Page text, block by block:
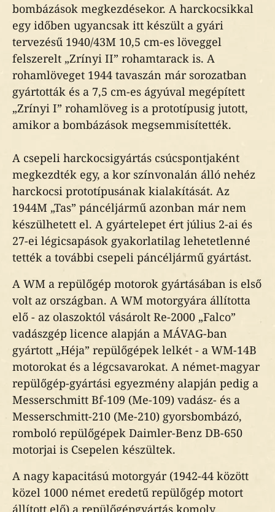
bombázások megkezdésekor. A harckocsikkal
egy időben ugyancsak itt készült a gyári
tervezésű 1940/43M 10,5 cm-es löveggel
felszerelt „Zrínyi II” rohamtarack is. A
rohamlöveget 1944 tavaszán már sorozatban
gyártották és a 7,5 cm-es ágyúval megépített
„Zrínyi I” rohamlöveg is a prototípusig jutott,
amikor a bombázások megsemmisítették.
A csepeli harckocsigyártás csúcspontjaként
megkezdték egy, a kor színvonalán álló nehéz
harckocsi prototípusának kialakítását. Az
1944M „Tas” páncéljármű azonban már nem
készülhetett el. A gyártelepet ért július 2-ai és
27-ei légicsapások gyakorlatilag lehetetlenné
tették a további csepeli páncéljármű gyártást.
A WM a repülőgép motorok gyártásában is első
volt az országban. A WM motorgyára állította
elő - az olaszoktól vásárolt Re-2000 „Falco”
vadászgép licence alapján a MÁVAG-ban
gyártott „Héja” repülőgépek lelkét - a WM-14B
motorokat és a légcsavarokat. A német-magyar
repülőgép-gyártási egyezmény alapján pedig a
Messerschmitt Bf-109 (Me-109) vadász- és a
Messerschmitt-210 (Me-210) gyorsbombázó,
romboló repülőgépek Daimler-Benz DB-650
motorjai is Csepelen készültek.
A nagy kapacitású motorgyár (1942-44 között
közel 1000 német eredetű repülőgép motort
állított elő) a repülőgépgyártás komoly